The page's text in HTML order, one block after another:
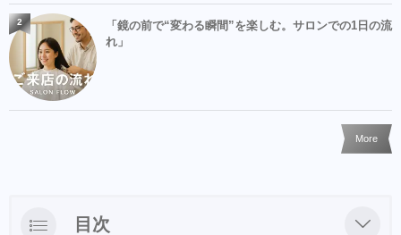
「鏡の前で“変わる瞬間”を楽しむ。サロンでの1日の流
れ」
2
More
目次